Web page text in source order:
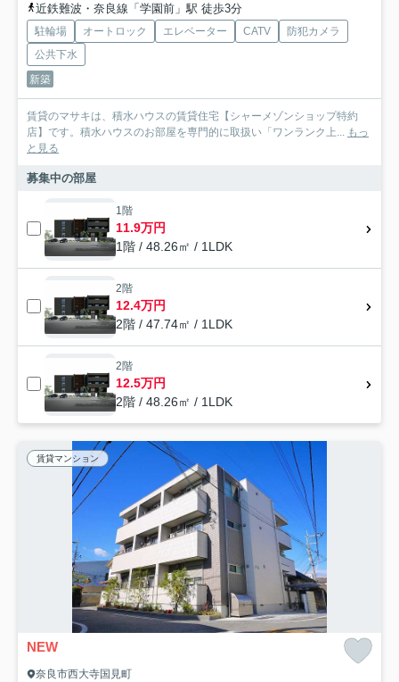
近鉄難波・奈良線「学園前」駅 徒歩3分
駐輪場 オートロック エレベーター CATV
防犯カメラ
公共下水
新築
賃貸のマサキは、積水ハウスの賃貸住宅【シャーメゾンショップ特約
店】です。積水ハウスのお部屋を専門的に取扱い「ワンランク上...
もっ
と見る
募集中の部屋
1階
11.9万円
1階 / 48.26㎡ / 1LDK
2階
12.4万円
2階 / 47.74㎡ / 1LDK
2階
12.5万円
2階 / 48.26㎡ / 1LDK
賃貸マンション
NEW
奈良市西大寺国見町